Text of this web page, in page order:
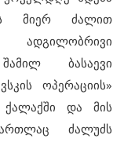
მიერ ძალით
ადგილობრივი
ბასაევი
ოპერაციის»
ქალაქში და მის
ძალუძს